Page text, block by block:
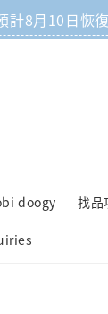
計8月10日恢復
doogy 找品